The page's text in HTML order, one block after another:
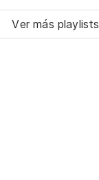
Ver más playlists